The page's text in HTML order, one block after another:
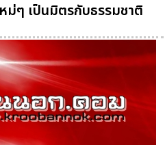
ม่ๆ เป็นมิตรกับธรรมชาติ